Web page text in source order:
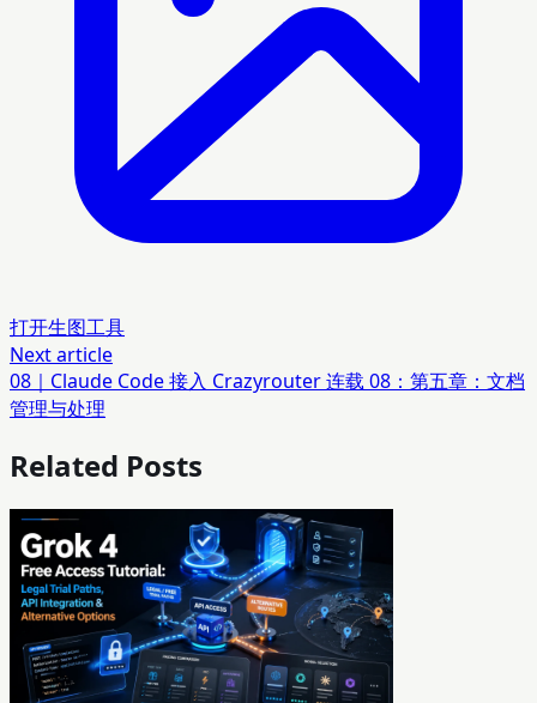
打开生图工具
Next article
08｜Claude Code 接入 Crazyrouter 连载 08：第五章：文档
管理与处理
Related Posts